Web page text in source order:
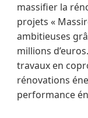
massifier la
projets «
ambitieuses
millions
travaux en
rénovations
performance